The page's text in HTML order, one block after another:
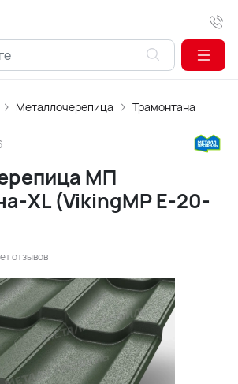
Металлочерепица Трамонтана
МП
XL (VikingMP E-20-
отзывов